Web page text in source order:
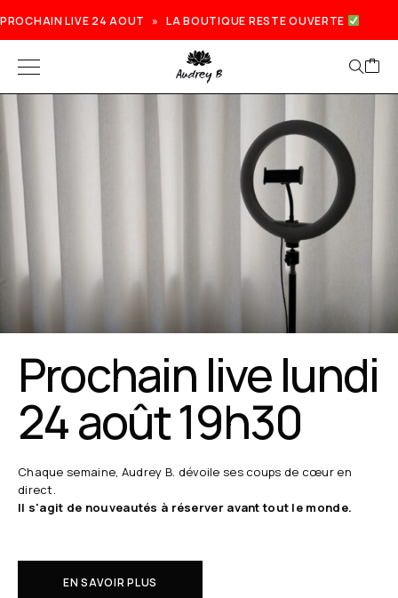
PROCHAIN LIVE 24 AOUT » LA BOUTIQUE RESTE OUVERTE
Prochain live lundi
24 août 19h30
Chaque semaine, Audrey B. dévoile ses coups de cœur en
direct.
Il s'agit de nouveautés à réserver avant tout le monde.
EN SAVOIR PLUS